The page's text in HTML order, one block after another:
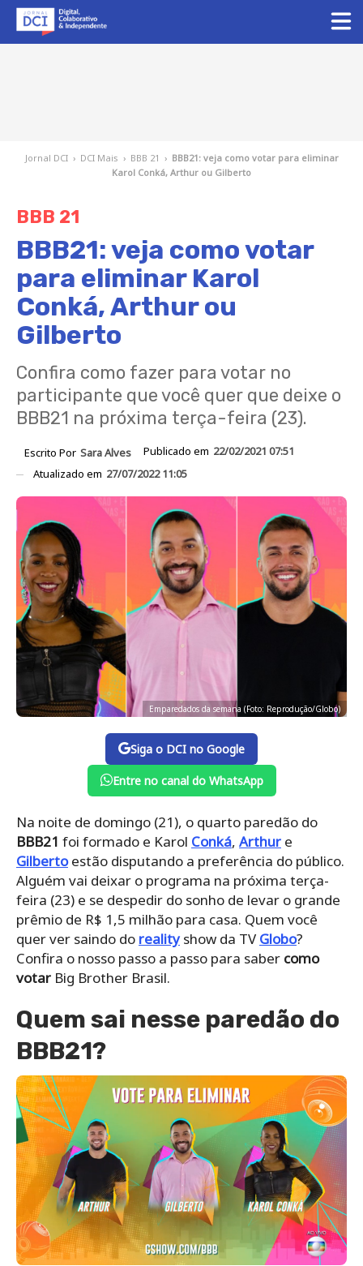
Jornal DCI › DCI Mais › BBB 21 › BBB21: veja como votar para eliminar
Karol Conká, Arthur ou Gilberto
BBB 21
BBB21: veja como votar
para eliminar Karol
Conká, Arthur ou
Gilberto
Confira como fazer para votar no
participante que você quer que deixe o
BBB21 na próxima terça-feira (23).
Escrito Por Sara Alves Publicado em 22/02/2021 07:51
Atualizado em 27/07/2022 11:05
Emparedados da semana (Foto: Reprodução/Globo)
Siga o DCI no Google
Entre no canal do WhatsApp
Na noite de domingo (21), o quarto paredão do
BBB21 foi formado e Karol Conká, Arthur e
Gilbertoestão disputando a preferência do público.
Alguém vai deixar o programa na próxima terça-
feira (23) e se despedir do sonho de levar o grande
prêmio de R$ 1,5 milhão para casa. Quem você
quer ver saindo do realityshow da TV Globo?
Confira o nosso passo a passo para saber como
votar Big Brother Brasil.
Quem sai nesse paredão do
BBB21?